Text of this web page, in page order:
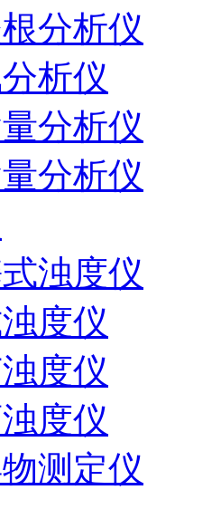
分析仪
析仪
分析仪
分析仪
浊度仪
度仪
度仪
度仪
测定仪